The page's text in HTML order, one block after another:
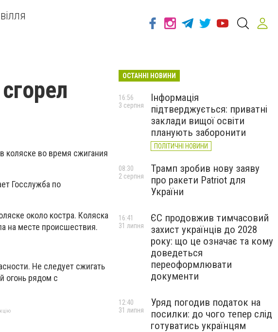
коляске во время сжигания
Госслужба по
около костра. Коляска
на месте происшествия.
Не следует сжигать
огонь рядом с
ОСТАННІ НОВИНИ
Інформація
підтверджується: приватні
заклади вищої освіти
планують заборонити
ПОЛІТИЧНІ НОВИНИ
16:56
3 серпня
Трамп зробив нову заяву
про ракети Patriot для
України
08:30
2 серпня
ЄС продовжив тимчасовий
захист українців до 2028
року: що це означає та кому
доведеться
переоформлювати
документи
16:41
31 липня
Уряд погодив податок на
посилки: до чого тепер слід
готуватись українцям
12:40
31 липня